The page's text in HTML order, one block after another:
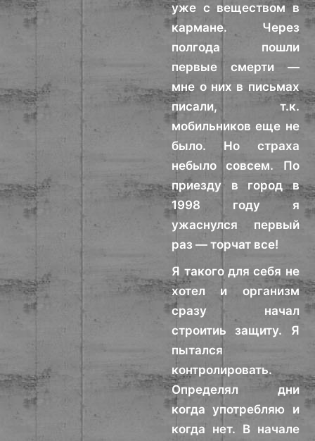
уже с веществом в
кармане. Через
полгода пошли
первые смерти —
мне о них в письмах
писали, т.к.
мобильников еще не
было. Но страха
небыло совсем. По
приезду в город в
1998 году я
ужаснулся первый
раз — торчат все!
Я такого для себя не
хотел и организм
сразу начал
строитиь защиту. Я
пытался
контролировать.
Определял дни
когда употребляю и
когда нет. В начале